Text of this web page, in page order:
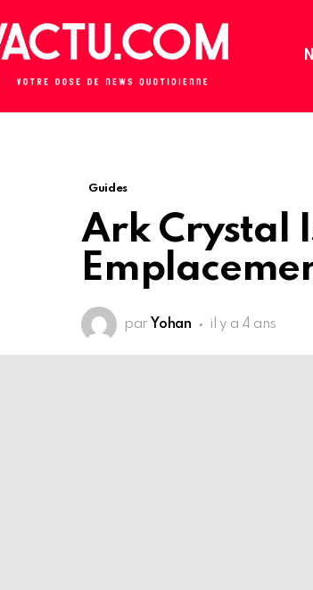
Guides
Ark Crystal
par Yohan il y a 4 ans